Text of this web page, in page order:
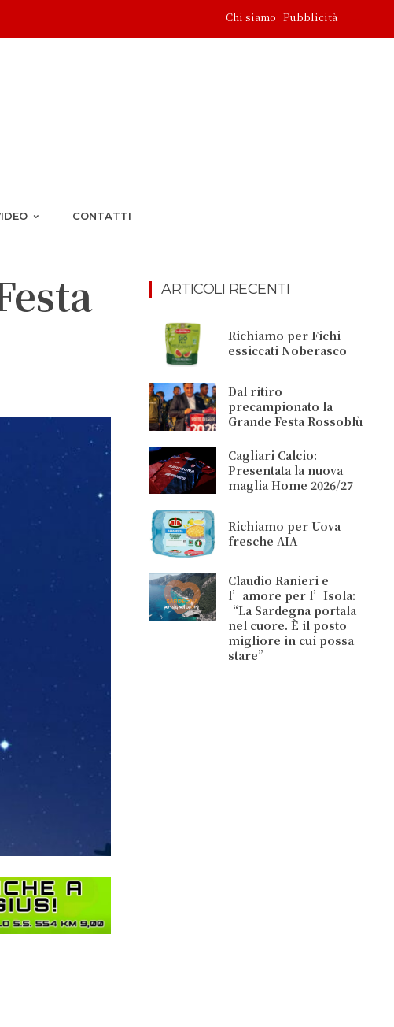
Chi siamo Pubblicità
CONTATTI
ARTICOLI RECENTI
Richiamo per Fichi
essiccati Noberasco
Dal ritiro
precampionato la
Grande Festa Rossoblù
Cagliari Calcio:
Presentata la nuova
maglia Home 2026/27
Richiamo per Uova
fresche AIA
Claudio Ranieri e
l’amore per l’Isola:
“La Sardegna portala
nel cuore. È il posto
migliore in cui possa
stare”